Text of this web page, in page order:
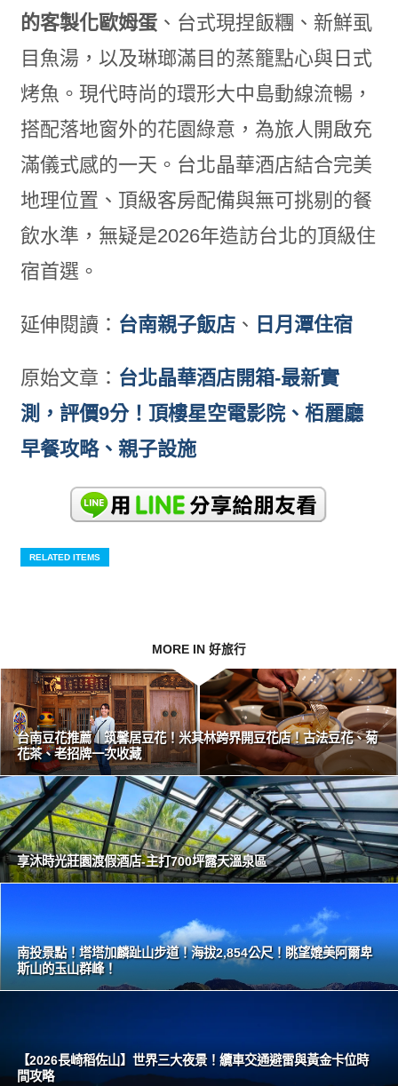
的客製化歐姆蛋、台式現捏飯糰、新鮮虱
目魚湯，以及琳瑯滿目的蒸籠點心與日式
烤魚。現代時尚的環形大中島動線流暢，
搭配落地窗外的花園綠意，為旅人開啟充
滿儀式感的一天。台北晶華酒店結合完美
地理位置、頂級客房配備與無可挑剔的餐
飲水準，無疑是2026年造訪台北的頂級住
宿首選。
延伸閱讀： 台南親子飯店、 日月潭住宿
原始文章： 台北晶華酒店開箱-最新實
測，評價9分！頂樓星空電影院、栢麗廳
早餐攻略、親子設施
RELATED ITEMS
MORE IN 好旅行
台南豆花推薦｜筑馨居豆花！米其林跨界開豆花店！古法豆花、菊
花茶、老招牌一次收藏
享沐時光莊園渡假酒店-主打700坪露天溫泉區
南投景點！塔塔加麟趾山步道！海拔2,854公尺！眺望媲美阿爾卑
斯山的玉山群峰！
【2026長崎稻佐山】世界三大夜景！纜車交通避雷與黃金卡位時
間攻略